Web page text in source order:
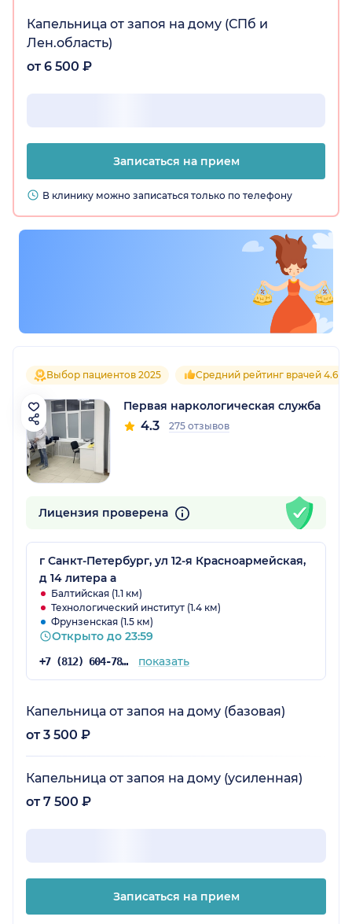
Капельница от запоя на дому (СПб и
Лен.область)
от 6 500 ₽
Записаться на прием
В клинику можно записаться только по телефону
Выбор пациентов 2025 Средний рейтинг врачей 4.6
Первая наркологическая служба
4.3 275 отзывов
Лицензия проверена
г Санкт-Петербург, ул 12-я Красноармейская,
д 14 литера а
Балтийская (1.1 км)
Технологический институт (1.4 км)
Фрунзенская (1.5 км)
Открыто до 23:59
+7 (812) 604-78-43 показать
Капельница от запоя на дому (базовая)
от 3 500 ₽
Капельница от запоя на дому (усиленная)
от 7 500 ₽
Записаться на прием